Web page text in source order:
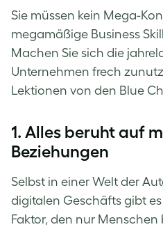
Sie müssen kein Mega-
megamäßige Business
Machen Sie sich die
Unternehmen frech
Lektionen von den Blue
1. Alles beruht auf
Beziehungen
Selbst in einer Welt der
digitalen Geschäfts gibt
Faktor, den nur Menschen